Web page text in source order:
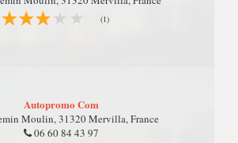
(1)
Autopromo Com
Moulin, 31320 Mervilla, France
06 60 84 43 97